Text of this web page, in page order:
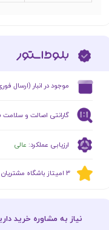
گارانتی اصالت و سلامت
ارزیابی عملکرد: عالی
​موجود در انبار (ارسال
​​3 امیتاز باشگاه مشتریان
​نیاز به مشاوره خرید